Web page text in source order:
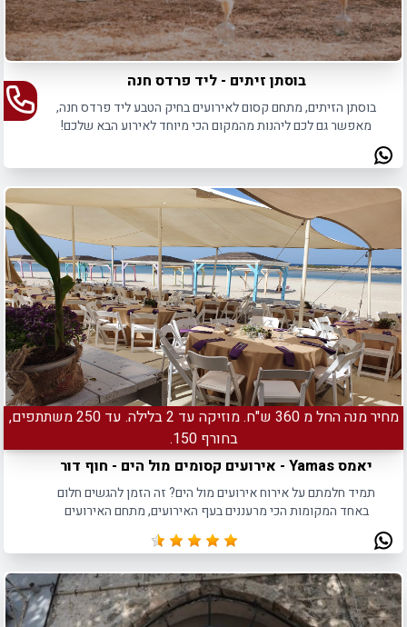
בוסתן זיתים - ליד פרדס חנה
בוסתן הזיתים, מתחם קסום לאירועים בחיק הטבע ליד פרדס חנה,
מאפשר גם לכם ליהנות מהמקום הכי מיוחד לאירוע הבא שלכם!
מחיר מנה החל מ 360 ש"ח. מוזיקה עד 2 בלילה. עד 250 משתתפים,
בחורף 150.
יאמס Yamas - אירועים קסומים מול הים - חוף דור
תמיד חלמתם על אירוח אירועים מול הים? זה הזמן להגשים חלום
באחד המקומות הכי מרעננים בעף האירועים, מתחם האירועים